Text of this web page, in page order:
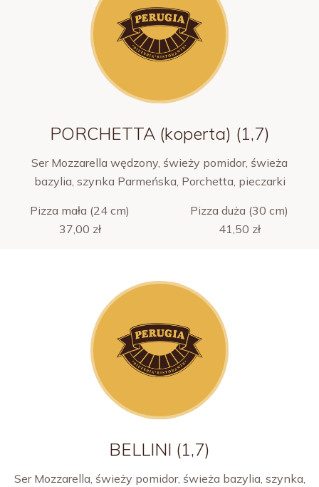
PORCHETTA (koperta) (1,7)
Ser Mozzarella wędzony, świeży pomidor, świeża
bazylia, szynka Parmeńska, Porchetta, pieczarki
Pizza mała (24 cm)
Pizza duża (30 cm)
37,00 zł
41,50 zł
BELLINI (1,7)
Ser Mozzarella, świeży pomidor, świeża bazylia, szynka,